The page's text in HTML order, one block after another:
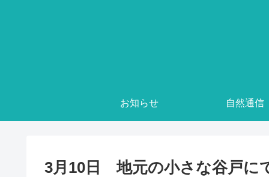
お知らせ 自然通信
3月10日 地元の小さな谷戸に